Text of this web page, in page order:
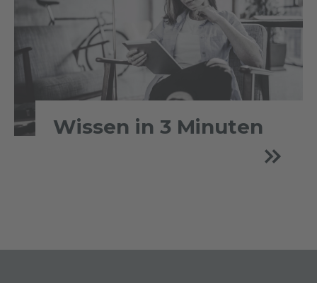
Wissen in 3 Minuten